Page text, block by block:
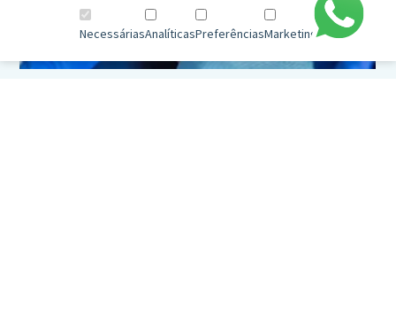
NecessáriasAnalíticasPreferênciasMarketing